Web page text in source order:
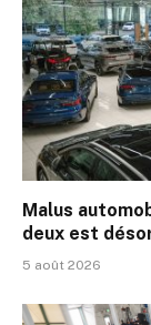
Malus
deux est
5 août 2026